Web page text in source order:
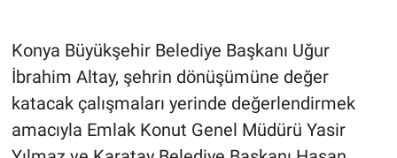
Konya Büyükşehir Belediye Başkanı Uğur
İbrahim Altay, şehrin dönüşümüne değer
katacak çalışmaları yerinde değerlendirmek
amacıyla Emlak Konut Genel Müdürü Yasir